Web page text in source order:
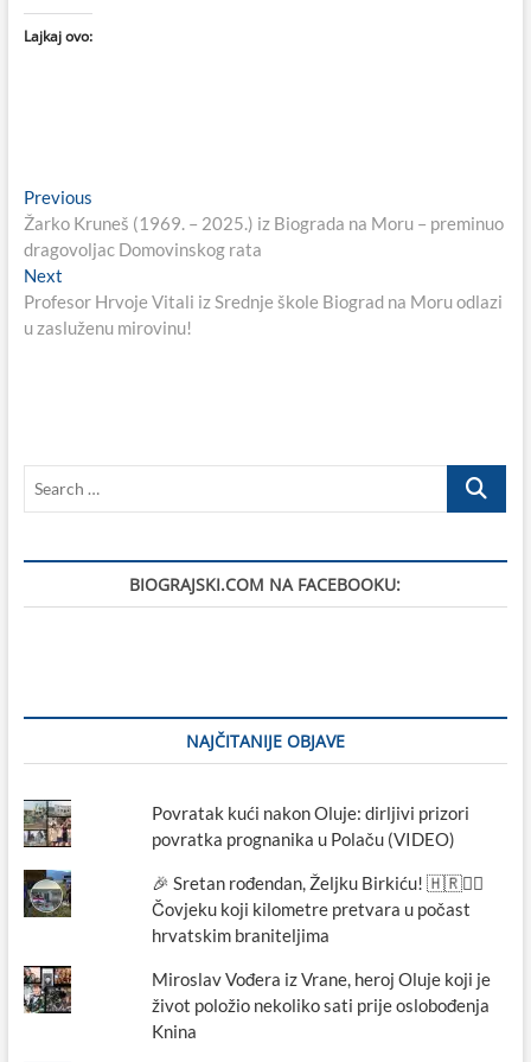
Lajkaj ovo:
Navigacija
objava
PreviousPrevious
post:
Žarko Kruneš (1969. – 2025.) iz Biograda na Moru – preminuo
dragovoljac Domovinskog rata
NextNext
post:
Profesor Hrvoje Vitali iz Srednje škole Biograd na Moru odlazi
u zasluženu mirovinu!
Search
BIOGRAJSKI.COM NA FACEBOOKU:
NAJČITANIJE OBJAVE
Povratak kući nakon Oluje: dirljivi prizori
povratka prognanika u Polaču (VIDEO)
🎉 Sretan rođendan, Željku Birkiću! 🇭🇷🏃‍♂️
Čovjeku koji kilometre pretvara u počast
hrvatskim braniteljima
Miroslav Vođera iz Vrane, heroj Oluje koji je
život položio nekoliko sati prije oslobođenja
Knina